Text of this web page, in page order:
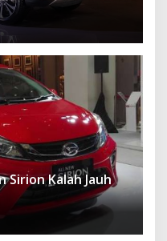
Sirion Kalah Jauh